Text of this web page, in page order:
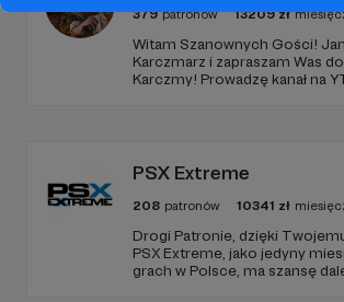
379 patronów 13209 zł
Witam Szanownych Gości!
Karczmarz i zapraszam Was
Karczmy! Prowadzę kanał na
PSX Extreme
208 patronów 10341 zł
Drogi Patronie, dzięki
PSX Extreme, jako jedyny
grach w Polsce, ma szansę